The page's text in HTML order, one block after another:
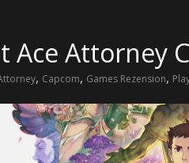
Ace Attorney
, Capcom, Games Rezension,